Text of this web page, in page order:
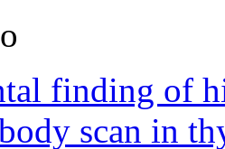
finding of
scan in